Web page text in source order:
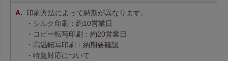
印刷方法によって納期が異なります。
・シルク印刷：約10営業日
・コピー転写印刷：約20営業日
・高温転写印刷：納期要確認
・特急対応について